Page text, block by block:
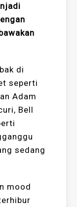
di
seperti
Adam
Bell
sedang
mood